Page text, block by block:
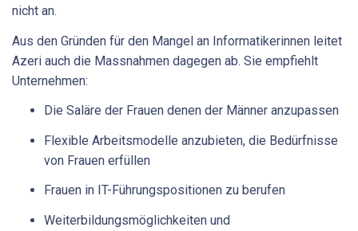
nicht an.
Aus den Gründen für den Mangel an Informatikerinnen leitet
Azeri auch die Massnahmen dagegen ab. Sie empfiehlt
Unternehmen:
Die Saläre der Frauen denen der Männer anzupassen
Flexible Arbeitsmodelle anzubieten, die Bedürfnisse
von Frauen erfüllen
Frauen in IT-Führungspositionen zu berufen
Weiterbildungsmöglichkeiten und